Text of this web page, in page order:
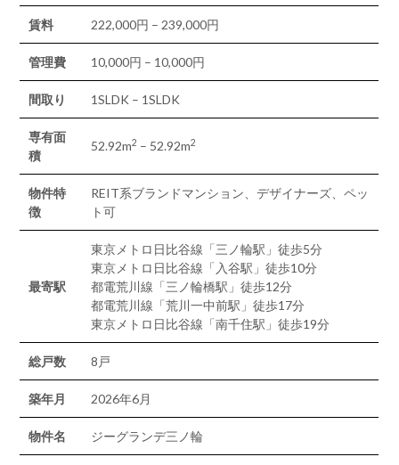
賃料 222,000円 – 239,000円
管理費 10,000円 – 10,000円
間取り 1SLDK – 1SLDK
専有面
積
52.92m2 – 52.92m2
物件特
徴
REIT系ブランドマンション、デザイナーズ、ペッ
ト可
最寄駅
東京メトロ日比谷線「三ノ輪駅」徒歩5分
東京メトロ日比谷線「入谷駅」徒歩10分
都電荒川線「三ノ輪橋駅」徒歩12分
都電荒川線「荒川一中前駅」徒歩17分
東京メトロ日比谷線「南千住駅」徒歩19分
総戸数 8戸
築年月 2026年6月
物件名 ジーグランデ三ノ輪